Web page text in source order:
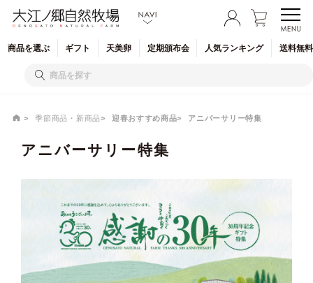
商品を選ぶ ギフト 天美卵 定期頒布会 人気ランキング 送料無
季節商品・新商品 迎春おすすめ商品 アニバーサリー特集
アニバーサリー特集